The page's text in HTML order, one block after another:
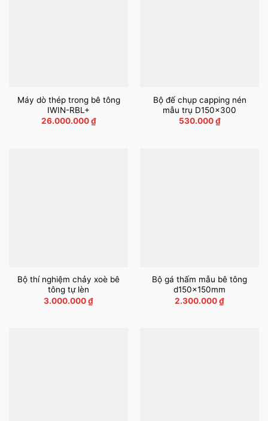
Máy dò thép trong bê tông
IWIN-RBL+
26.000.000₫
Bộ đế chụp capping nén
mẫu trụ D150x300
530.000₫
Bộ thí nghiệm chảy xoè bê
tông tự lèn
3.000.000₫
Bộ gá thấm mẫu bê tông
d150x150mm
2.300.000₫